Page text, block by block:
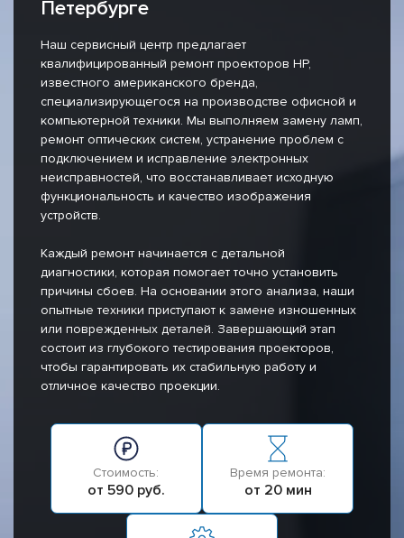
Петербурге
Наш сервисный центр предлагает
квалифицированный ремонт проекторов HP,
известного американского бренда,
специализирующегося на производстве офисной и
компьютерной техники. Мы выполняем замену ламп,
ремонт оптических систем, устранение проблем с
подключением и исправление электронных
неисправностей, что восстанавливает исходную
функциональность и качество изображения
устройств.
Каждый ремонт начинается с детальной
диагностики, которая помогает точно установить
причины сбоев. На основании этого анализа, наши
опытные техники приступают к замене изношенных
или поврежденных деталей. Завершающий этап
состоит из глубокого тестирования проекторов,
чтобы гарантировать их стабильную работу и
отличное качество проекции.
Стоимость:
от 590 руб.
Время ремонта:
от 20 мин